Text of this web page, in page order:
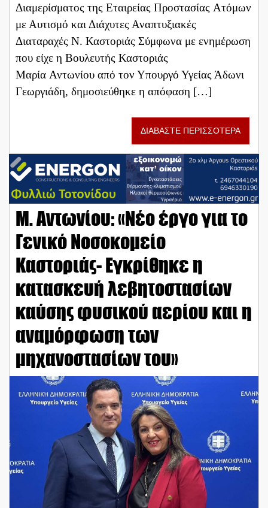
Διαμερίσματος της Εταιρείας Προστασίας Ατόμων
με Αυτισμό και Διάχυτες Αναπτυξιακές
Διαταραχές Ν. Καστοριάς ​Σύμφωνα με ενημέρωση
που είχε η Βουλευτής Καστοριάς
Μαρία Αντωνίου από τον Υπουργό Υγείας Άδωνι
Γεωργιάδη, δημοσιεύθηκε η απόφαση […]
ΔΙΑΒΑΣΤΕ ΠΕΡΙΣΣΟΤΕΡΑ
Μ. Αντωνίου: «Νέο έργο για το
Γενικό Νοσοκομείο
Καστοριάς- Εγκρίθηκε η
κατασκευή λεβητοστασίων
καύσης φυσικού αερίου και η
αναμόρφωση των
μηχανοστασίων του»